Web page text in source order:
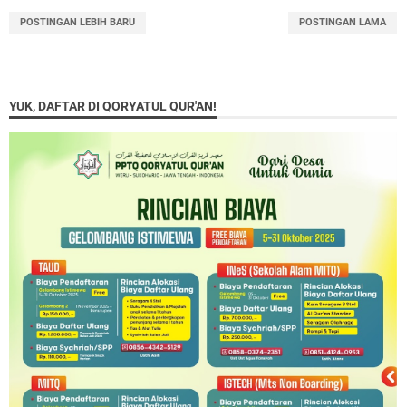
POSTINGAN LEBIH BARU POSTINGAN LAMA
YUK, DAFTAR DI QORYATUL QUR'AN!